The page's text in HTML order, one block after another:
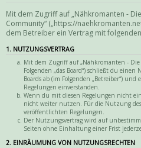
Mit dem Zugriff auf „Nähkromanten -
Community“ („https://
dem Betreiber ein Vertrag mit
1. NUTZUNGSVERTRAG
Mit dem Zugriff auf „Nähkromanten -
Folgenden „das Board“) schließt du
Boards ab (im Folgenden „Betreiber“)
Regelungen einverstanden.
Wenn du mit diesen Regelungen nicht
nicht weiter nutzen. Für die Nutzung des
veröffentlichten Regelungen.
Der Nutzungsvertrag wird auf
Seiten ohne Einhaltung einer Frist
2. EINRÄUMUNG VON NUTZUNGSRECHTEN